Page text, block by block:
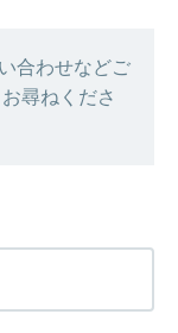
合わせなどご
尋ねくださ